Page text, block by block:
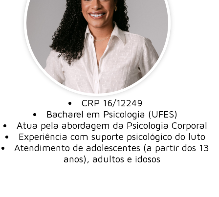
CRP 16/12249
Bacharel em Psicologia (UFES)
Atua pela abordagem da Psicologia Corporal
Experiência com suporte psicológico do luto
Atendimento de adolescentes (a partir dos 13
anos), adultos e idosos